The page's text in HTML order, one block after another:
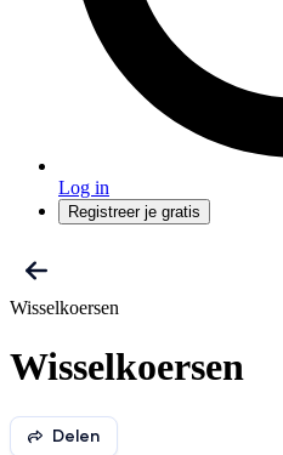
Log in
Registreer je gratis
Wisselkoersen
Wisselkoersen
Delen